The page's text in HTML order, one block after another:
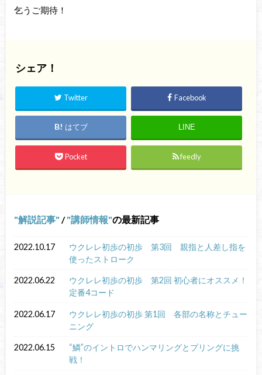
乞うご期待！
シェア！
Twitter Facebook
はてブ LINE
Pocket feedly
解説記事 / 講師情報 の最新記事
2022.10.17
ウクレレ初歩の初歩 第3回 親指と人差し指を
使ったストローク
2022.06.22
ウクレレ初歩の初歩 第2回 初心者にオススメ！
定番4コード
2022.06.17
ウクレレ初歩の初歩 第1回 各部の名称とチュー
ニング
2022.06.15
“鱗”のイントロでハンマリングとプリングに挑
戦！